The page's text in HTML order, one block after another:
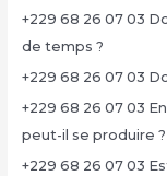
+229 68 26 07 03
de temps ?
+229 68 26 07 03
+229 68 26 07 03
peut-il se produire ?
+229 68 26 07 03